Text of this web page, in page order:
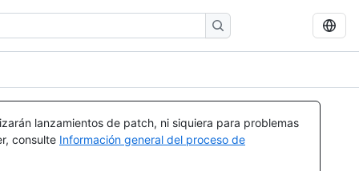
lanzamientos de patch, ni siquiera para problemas
consulte Información general del proceso de